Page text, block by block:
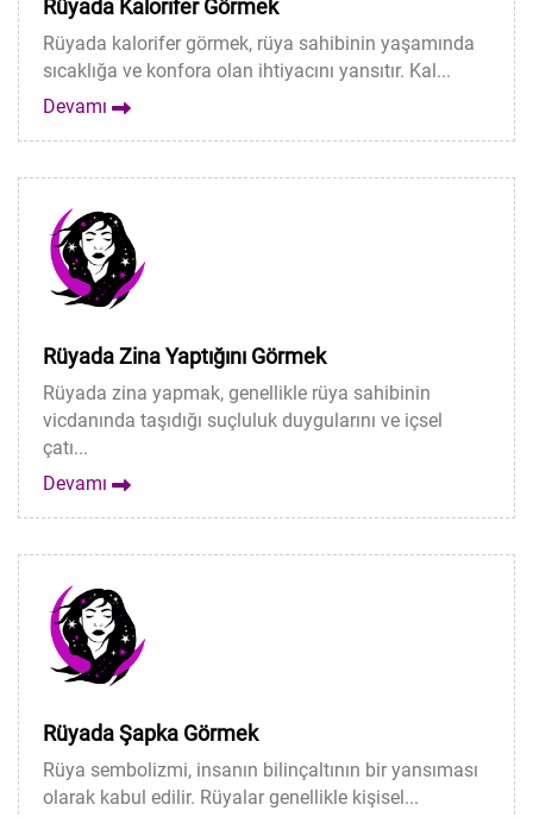
Rüyada Kalorifer Görmek
Rüyada kalorifer görmek, rüya sahibinin yaşamında
sıcaklığa ve konfora olan ihtiyacını yansıtır. Kal...
Devamı
Rüyada Zina Yaptığını Görmek
Rüyada zina yapmak, genellikle rüya sahibinin
vicdanında taşıdığı suçluluk duygularını ve içsel
çatı...
Devamı
Rüyada Şapka Görmek
Rüya sembolizmi, insanın bilinçaltının bir yansıması
olarak kabul edilir. Rüyalar genellikle kişisel...